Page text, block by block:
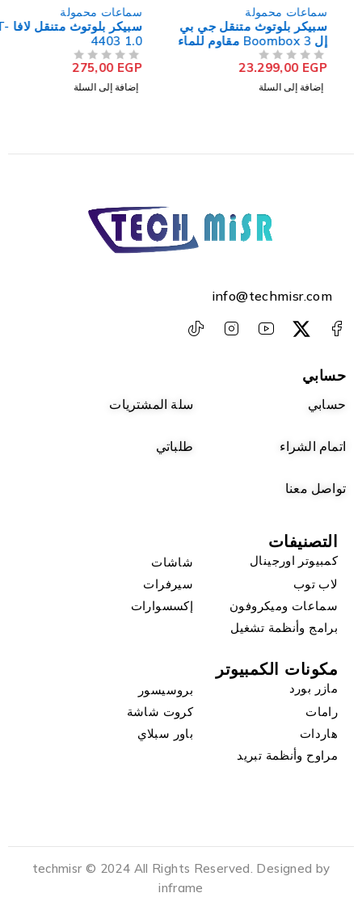
سماعات محمولة
سبيكر بلوتوث متنقل جي بي
23.299,00
إضافة إلى السلة
سماعات محمولة
سبيكر بلوتوث متنقل لافا ST-
4403 1.0
275,00
إضافة إلى السلة
info@techmisr.com
حسابي
حسابي سلة المشتريات
اتمام الشراء طلباتي
تواصل معنا
التصنيفات
كمبيوتر اورجينال
شاشات
لاب توب
سيرفرات
سماعات وميكروفون
إكسسوارات
برامج وأنظمة تشغيل
مكونات الكمبيوتر
مازر بورد
بروسيسور
رامات
كروت شاشة
هاردات
باور سبلاي
مراوح وأنظمة تبريد
techmisr © 2024 All Rights Reserved. Designed by
inframe